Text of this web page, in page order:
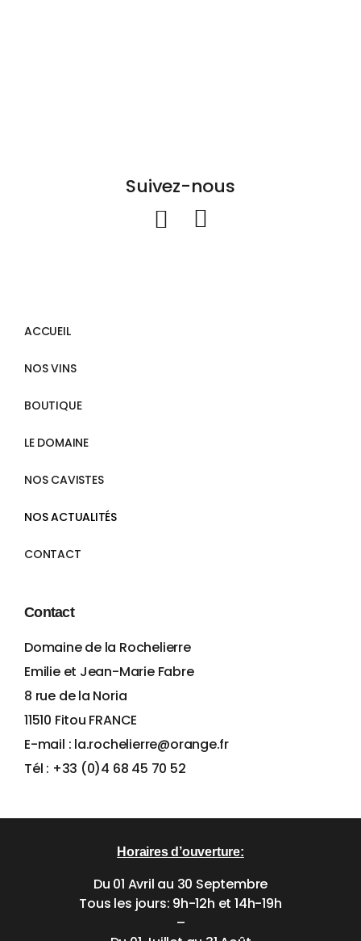
Suivez-nous
ACCUEIL
NOS VINS
BOUTIQUE
LE DOMAINE
NOS CAVISTES
NOS ACTUALITÉS
CONTACT
Contact
Domaine de la Rochelierre
Emilie et Jean-Marie Fabre
8 rue de la Noria
11510 Fitou FRANCE
E-mail : la.rochelierre@orange.fr
Tél : +33 (0)4 68 45 70 52
Horaires d’ouverture:
Du 01 Avril au 30 Septembre
Tous les jours: 9h-12h et 14h-19h
–